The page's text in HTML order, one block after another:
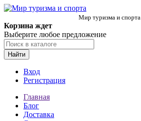
Мир туризма и спорта
Корзина ждет
Выберите любое предложение
Найти
Вход
Регистрация
Главная
Блог
Доставка